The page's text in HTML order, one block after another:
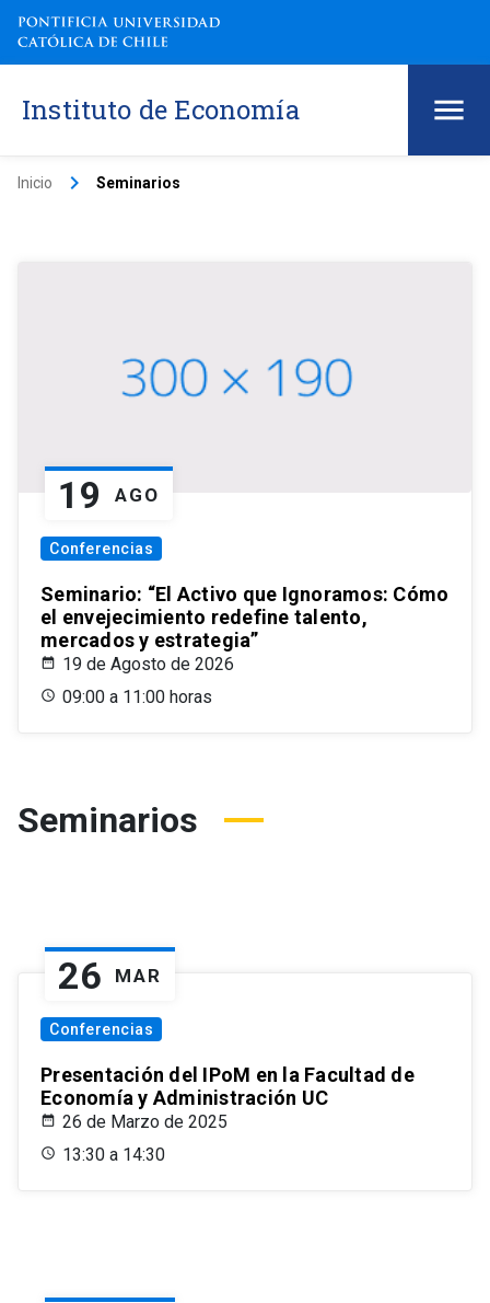
Instituto de Economía
Inicio keyboard_arrow_right Seminarios
19 AGO
Conferencias
Seminario: “El Activo que Ignoramos: Cómo
el envejecimiento redefine talento,
mercados y estrategia”
19 de Agosto de 2026
09:00 a 11:00 horas
Seminarios
26 MAR
Conferencias
Presentación del IPoM en la Facultad de
Economía y Administración UC
26 de Marzo de 2025
13:30 a 14:30